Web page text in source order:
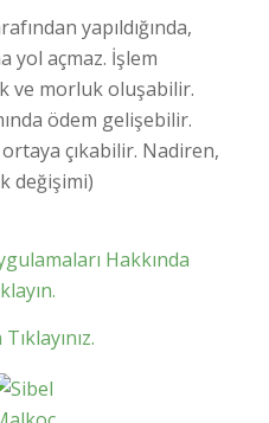
yapıldığında,
yol açmaz. İşlem
ve morluk oluşabilir.
ödem gelişebilir.
çıkabilir. Nadiren,
değişimi)
Hakkında